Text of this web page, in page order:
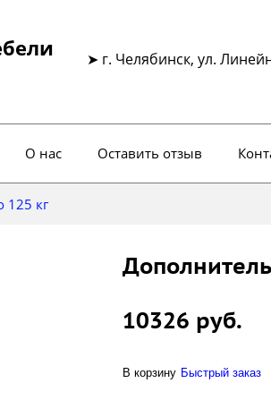
➤ г. Челябинск, ул.
О нас Оставить отзыв
125 кг
10326 руб.
В корзину Быстрый заказ